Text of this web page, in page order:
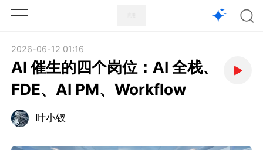
1X
2026-06-12 01:16
AI 催生的四个岗位：AI 全栈、
FDE、AI PM、Workflow
叶小钗